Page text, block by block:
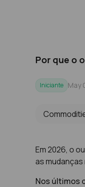
Por que o
Iniciante May
Em 2026, o
as
Nos últimos